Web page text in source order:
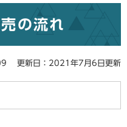
の流れ
更新日：2021年7月6日更新